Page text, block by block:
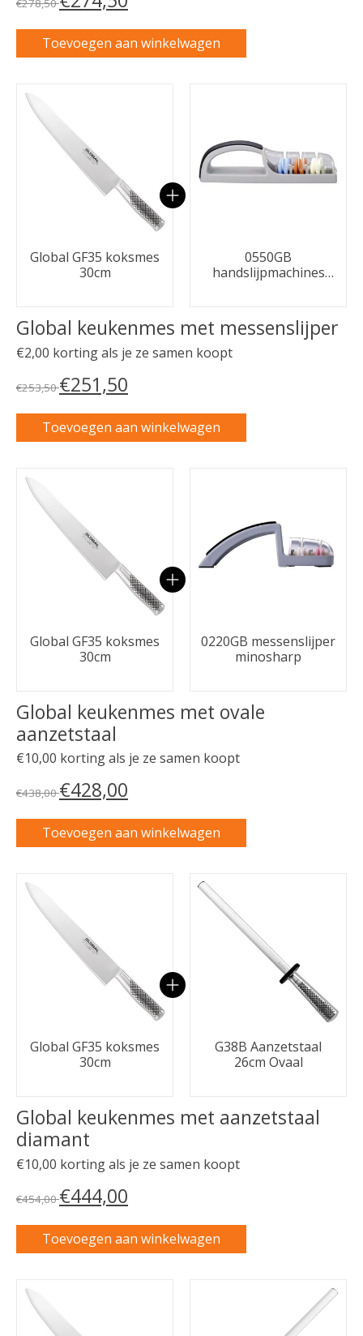
€278,50
Toevoegen aan winkelwagen
Carrousel van gebundelde producten
Global GF35 koksmes
30cm
0550GB
handslijpmachines
Global keukenmes met messenslijper
€2,00 korting als je ze samen koopt
€253,50€251,50
Toevoegen aan winkelwagen
Carrousel van gebundelde producten
Global GF35 koksmes
30cm
0220GB messenslijper
minosharp
Global keukenmes met ovale
aanzetstaal
€10,00 korting als je ze samen koopt
€438,00€428,00
Toevoegen aan winkelwagen
Carrousel van gebundelde producten
Global GF35 koksmes
30cm
G38B Aanzetstaal
26cm Ovaal
Global keukenmes met aanzetstaal
diamant
€10,00 korting als je ze samen koopt
€454,00€444,00
Toevoegen aan winkelwagen
Carrousel van gebundelde producten